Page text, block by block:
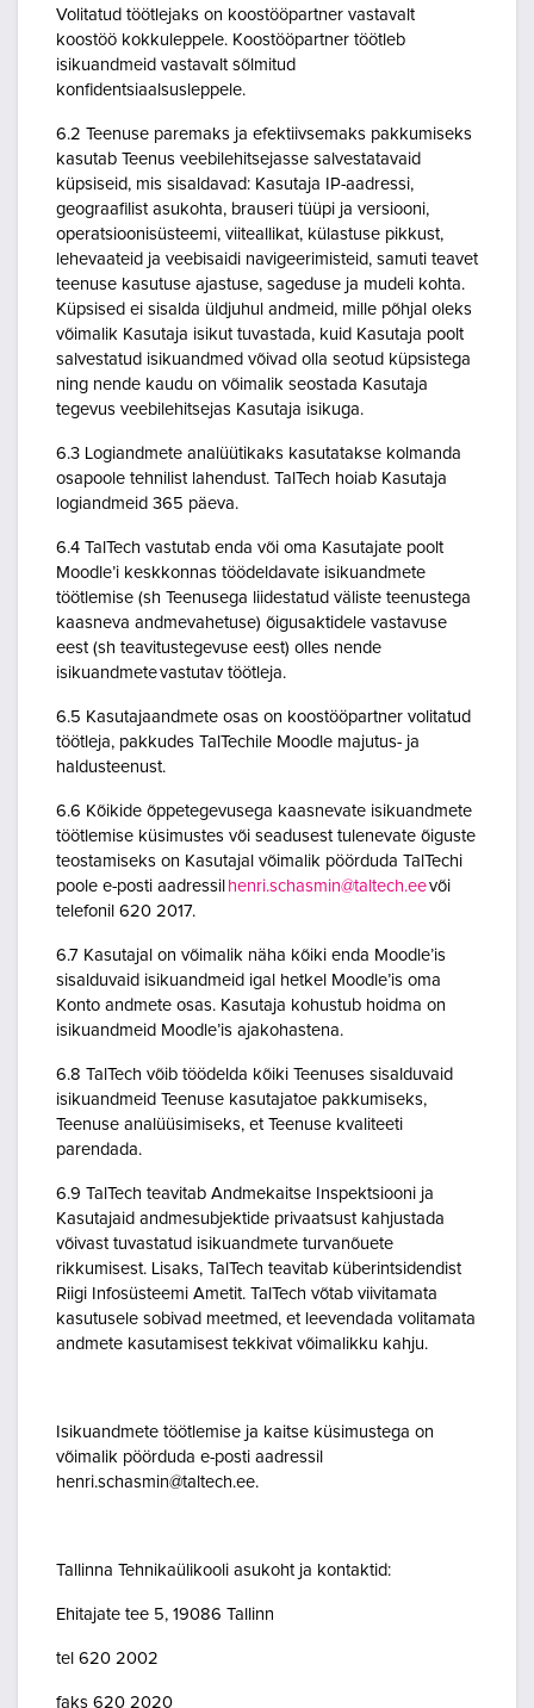
Volitatud töötlejaks on koostööpartner vastavalt
koostöö kokkuleppele. Koostööpartner töötleb
isikuandmeid vastavalt sõlmitud
konfidentsiaalsusleppele.
6.2 Teenuse paremaks ja efektiivsemaks pakkumiseks
kasutab Teenus veebilehitsejasse salvestatavaid
küpsiseid, mis sisaldavad: Kasutaja IP-aadressi,
geograafilist asukohta, brauseri tüüpi ja versiooni,
operatsioonisüsteemi, viiteallikat, külastuse pikkust,
lehevaateid ja veebisaidi navigeerimisteid, samuti teavet
teenuse kasutuse ajastuse, sageduse ja mudeli kohta.
Küpsised ei sisalda üldjuhul andmeid, mille põhjal oleks
võimalik Kasutaja isikut tuvastada, kuid Kasutaja poolt
salvestatud isikuandmed võivad olla seotud küpsistega
ning nende kaudu on võimalik seostada Kasutaja
tegevus veebilehitsejas Kasutaja isikuga.
6.3 Logiandmete analüütikaks kasutatakse kolmanda
osapoole tehnilist lahendust. TalTech hoiab Kasutaja
logiandmeid 365 päeva.
6.4 TalTech vastutab enda või oma Kasutajate poolt
Moodle’i keskkonnas töödeldavate isikuandmete
töötlemise (sh Teenusega liidestatud väliste teenustega
kaasneva andmevahetuse) õigusaktidele vastavuse
eest (sh teavitustegevuse eest) olles nende
isikuandmete vastutav töötleja.
6.5 Kasutajaandmete osas on koostööpartner volitatud
töötleja, pakkudes TalTechile Moodle majutus- ja
haldusteenust.
6.6 Kõikide õppetegevusega kaasnevate isikuandmete
töötlemise küsimustes või seadusest tulenevate õiguste
teostamiseks on Kasutajal võimalik pöörduda TalTechi
poole e-posti aadressil henri.schasmin@taltech.eevõi
telefonil 620 2017.
6.7 Kasutajal on võimalik näha kõiki enda Moodle’is
sisalduvaid isikuandmeid igal hetkel Moodle’is oma
Konto andmete osas. Kasutaja kohustub hoidma on
isikuandmeid Moodle’is ajakohastena.
6.8 TalTech võib töödelda kõiki Teenuses sisalduvaid
isikuandmeid Teenuse kasutajatoe pakkumiseks,
Teenuse analüüsimiseks, et Teenuse kvaliteeti
parendada.
6.9 TalTech teavitab Andmekaitse Inspektsiooni ja
Kasutajaid andmesubjektide privaatsust kahjustada
võivast tuvastatud isikuandmete turvanõuete
rikkumisest. Lisaks, TalTech teavitab küberintsidendist
Riigi Infosüsteemi Ametit. TalTech võtab viivitamata
kasutusele sobivad meetmed, et leevendada volitamata
andmete kasutamisest tekkivat võimalikku kahju.
Isikuandmete töötlemise ja kaitse küsimustega on
võimalik pöörduda e-posti aadressil
henri.schasmin@taltech.ee.
Tallinna Tehnikaülikooli asukoht ja kontaktid:
Ehitajate tee 5, 19086 Tallinn
tel 620 2002
faks 620 2020